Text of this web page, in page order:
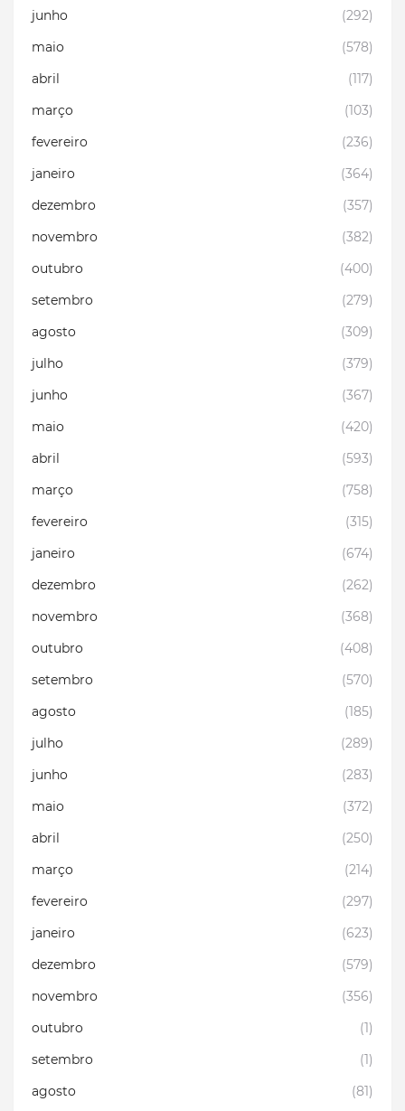
junho
(292)
maio
(578)
abril
(117)
março
(103)
fevereiro
(236)
janeiro
(364)
dezembro
(357)
novembro
(382)
outubro
(400)
setembro
(279)
agosto
(309)
julho
(379)
junho
(367)
maio
(420)
abril
(593)
março
(758)
fevereiro
(315)
janeiro
(674)
dezembro
(262)
novembro
(368)
outubro
(408)
setembro
(570)
agosto
(185)
julho
(289)
junho
(283)
maio
(372)
abril
(250)
março
(214)
fevereiro
(297)
janeiro
(623)
dezembro
(579)
novembro
(356)
outubro
(1)
setembro
(1)
agosto
(81)